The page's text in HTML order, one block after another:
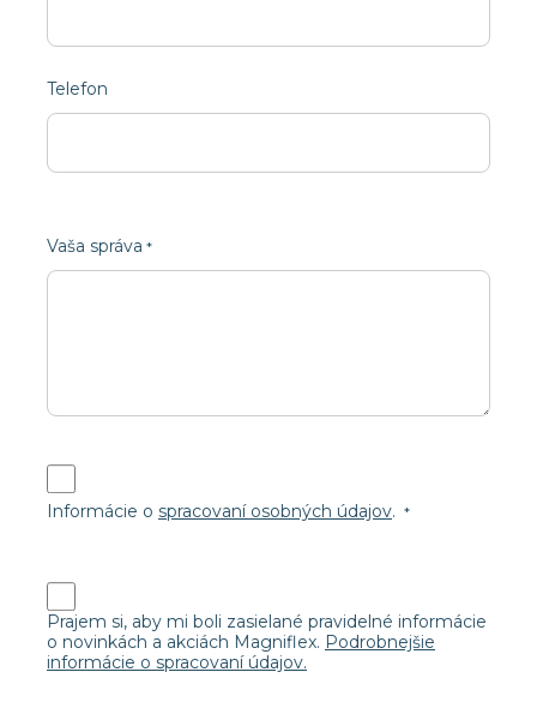
Telefon
Vaša správa
Informácie o spracovaní osobných údajov.
Prajem si, aby mi boli zasielané pravidelné informácie
o novinkách a akciách Magniflex. Podrobnejšie
informácie o spracovaní údajov.